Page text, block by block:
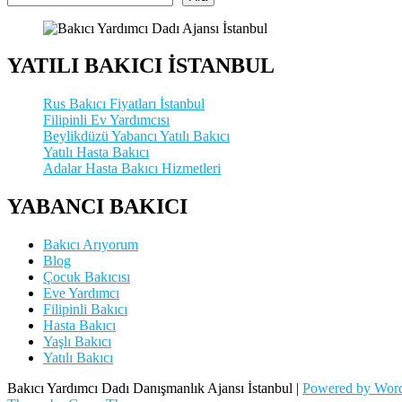
YATILI BAKICI İSTANBUL
Rus Bakıcı Fiyatları İstanbul
Filipinli Ev Yardımcısı
Beylikdüzü Yabancı Yatılı Bakıcı
Yatılı Hasta Bakıcı
Adalar Hasta Bakıcı Hizmetleri
YABANCI BAKICI
Bakıcı Arıyorum
Blog
Çocuk Bakıcısı
Eve Yardımcı
Filipinli Bakıcı
Hasta Bakıcı
Yaşlı Bakıcı
Yatılı Bakıcı
Bakıcı Yardımcı Dadı Danışmanlık Ajansı İstanbul | Powered by